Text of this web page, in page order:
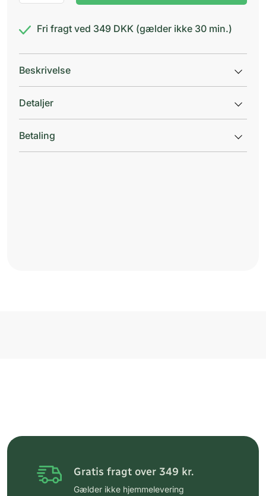
vitamin
antal Fri fragt ved 349 DKK (gælder ikke 30 min.)
Beskrivelse
Detaljer
Betaling
Gratis fragt over 349 kr.
Gælder ikke hjemmelevering